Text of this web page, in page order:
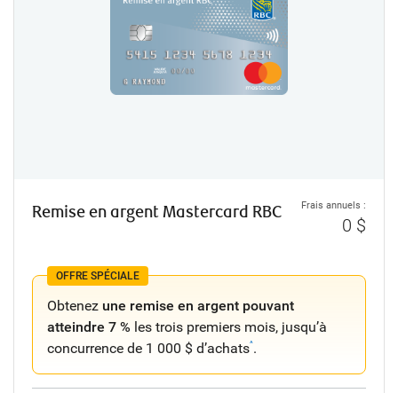
Remise en argent Mastercard RBC Frais annuels :
0 $
OFFRE SPÉCIALE
Obtenez une remise en argent pouvant
atteindre 7 % les trois premiers mois, jusqu’à
concurrence de 1 000 $ d’achats^.